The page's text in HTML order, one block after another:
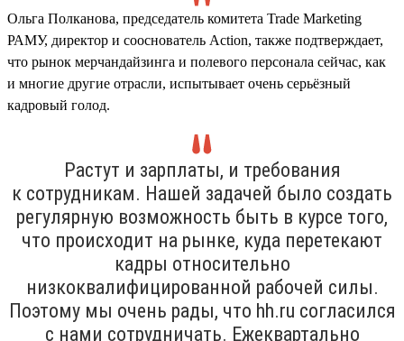
Ольга Полканова, председатель комитета Trade Marketing
РАМУ, директор и сооснователь Action, также подтверждает,
что рынок мерчандайзинга и полевого персонала сейчас, как
и многие другие отрасли, испытывает очень серьёзный
кадровый голод.
Растут и зарплаты, и требования
к сотрудникам. Нашей задачей было создать
регулярную возможность быть в курсе того,
что происходит на рынке, куда перетекают
кадры относительно
низкоквалифицированной рабочей силы.
Поэтому мы очень рады, что hh.ru согласился
с нами сотрудничать. Ежеквартально